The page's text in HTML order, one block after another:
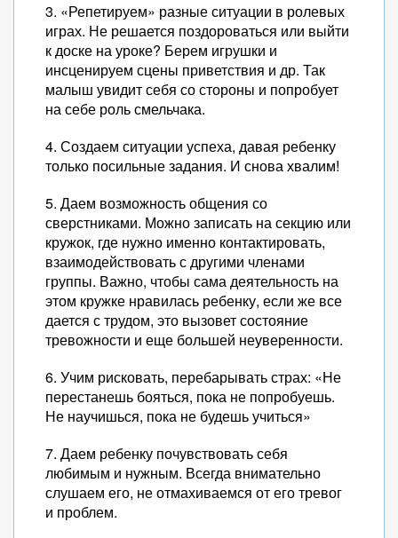
3. «Репетируем» разные ситуации в ролевых
играх. Не решается поздороваться или выйти
к доске на уроке? Берем игрушки и
инсценируем сцены приветствия и др. Так
малыш увидит себя со стороны и попробует
на себе роль смельчака.
4. Создаем ситуации успеха, давая ребенку
только посильные задания. И снова хвалим!
5. Даем возможность общения со
сверстниками. Можно записать на секцию или
кружок, где нужно именно контактировать,
взаимодействовать с другими членами
группы. Важно, чтобы сама деятельность на
этом кружке нравилась ребенку, если же все
дается с трудом, это вызовет состояние
тревожности и еще большей неуверенности.
6. Учим рисковать, перебарывать страх: «Не
перестанешь бояться, пока не попробуешь.
Не научишься, пока не будешь учиться»
7. Даем ребенку почувствовать себя
любимым и нужным. Всегда внимательно
слушаем его, не отмахиваемся от его тревог
и проблем.